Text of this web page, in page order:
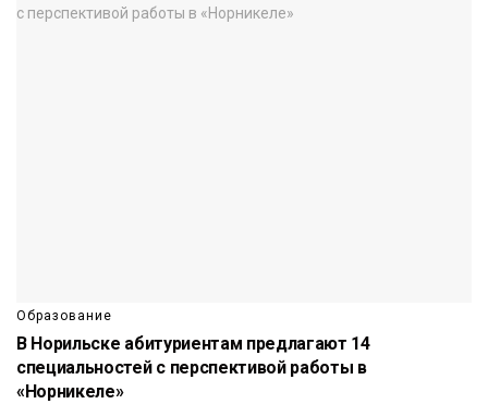
Образование
В Норильске абитуриентам предлагают 14
специальностей с перспективой работы в
«Норникеле»